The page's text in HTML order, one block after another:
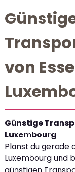
von
Günstige
Luxembourg
Planst du gerade
Luxembourg und